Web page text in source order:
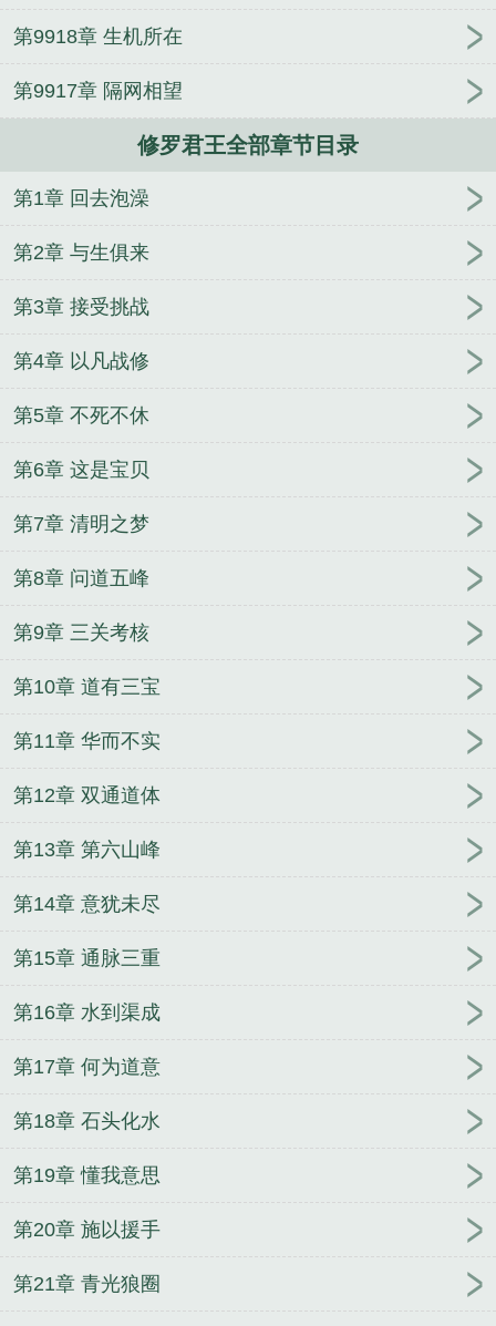
第9918章 生机所在
第9917章 隔网相望
修罗君王全部章节目录
第1章 回去泡澡
第2章 与生俱来
第3章 接受挑战
第4章 以凡战修
第5章 不死不休
第6章 这是宝贝
第7章 清明之梦
第8章 问道五峰
第9章 三关考核
第10章 道有三宝
第11章 华而不实
第12章 双通道体
第13章 第六山峰
第14章 意犹未尽
第15章 通脉三重
第16章 水到渠成
第17章 何为道意
第18章 石头化水
第19章 懂我意思
第20章 施以援手
第21章 青光狼圈